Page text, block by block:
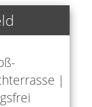
|